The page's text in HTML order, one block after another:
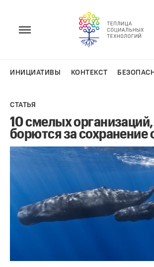
ИНИЦИАТИВЫ КОНТЕКСТ
СТАТЬЯ
10 смелых
борются за сохранение